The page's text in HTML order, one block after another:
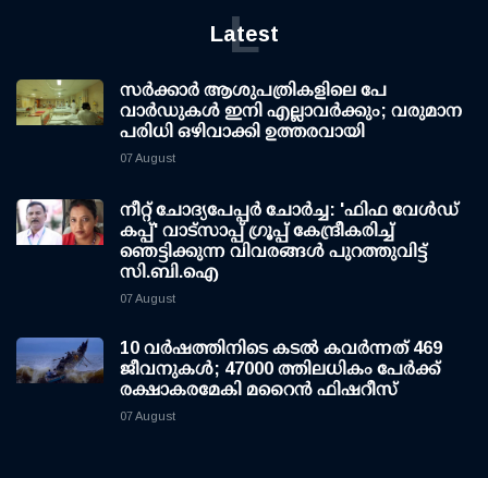
Latest
L
സര്‍ക്കാര്‍ ആശുപത്രികളിലെ പേ
വാര്‍ഡുകള്‍ ഇനി എല്ലാവര്‍ക്കും; വരുമാന
പരിധി ഒഴിവാക്കി ഉത്തരവായി
07 August
നീറ്റ് ചോദ്യപേപ്പര്‍ ചോര്‍ച്ച: 'ഫിഫ വേള്‍ഡ്
കപ്പ്' വാട്സാപ്പ് ഗ്രൂപ്പ് കേന്ദ്രീകരിച്ച്
ഞെട്ടിക്കുന്ന വിവരങ്ങള്‍ പുറത്തുവിട്ട്
സി.ബി.ഐ
07 August
10 വര്‍ഷത്തിനിടെ കടല്‍ കവര്‍ന്നത് 469
ജീവനുകള്‍; 47000 ത്തിലധികം പേര്‍ക്ക്
രക്ഷാകരമേകി മറൈന്‍ ഫിഷറീസ്
07 August